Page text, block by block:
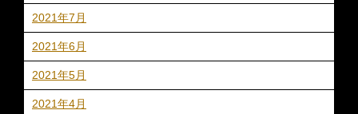
2021年7月
2021年6月
2021年5月
2021年4月